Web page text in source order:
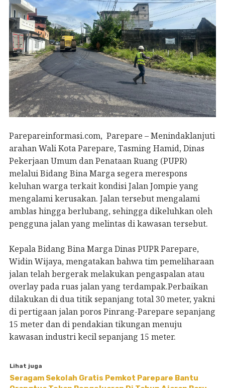
Parepareinformasi.com, Parepare – Menindaklanjuti
arahan Wali Kota Parepare, Tasming Hamid, Dinas
Pekerjaan Umum dan Penataan Ruang (PUPR)
melalui Bidang Bina Marga segera merespons
keluhan warga terkait kondisi Jalan Jompie yang
mengalami kerusakan. Jalan tersebut mengalami
amblas hingga berlubang, sehingga dikeluhkan oleh
pengguna jalan yang melintas di kawasan tersebut.
Kepala Bidang Bina Marga Dinas PUPR Parepare,
Widin Wijaya, mengatakan bahwa tim pemeliharaan
jalan telah bergerak melakukan pengaspalan atau
overlay pada ruas jalan yang terdampak.Perbaikan
dilakukan di dua titik sepanjang total 30 meter, yakni
di pertigaan jalan poros Pinrang-Parepare sepanjang
15 meter dan di pendakian tikungan menuju
kawasan industri kecil sepanjang 15 meter.
Lihat juga
Seragam Sekolah Gratis Pemkot Parepare Bantu